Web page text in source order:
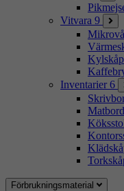
Vitvara 9
Kylskåp
Inventarier 6
Matbord
Förbrukningsmaterial